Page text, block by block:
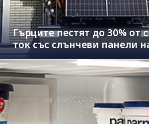
Гърците пестят до 30% от
ток със слънчеви панели